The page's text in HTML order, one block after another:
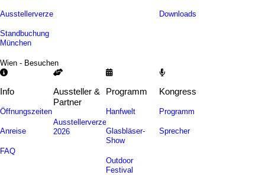
Ausstellerverzeichnis
Standbuchung
München
Downloads
Wien - Besuchen
Info
Öffnungszeiten
Anreise
FAQ
Aussteller &
Partner
Ausstellerverzeichnis
2026
Programm
Hanfwelt
Glasbläser-
Show
Outdoor
Festival
Kongress
Programm
Sprecher